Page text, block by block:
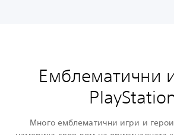
Емблематични
Много емблематични игри и